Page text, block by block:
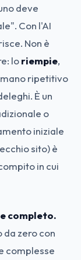
deve
Con l'AI
Non è
loriempie,
ripetitivo
È un
o
iniziale
sito) è
in cui
completo.
zero con
complesse